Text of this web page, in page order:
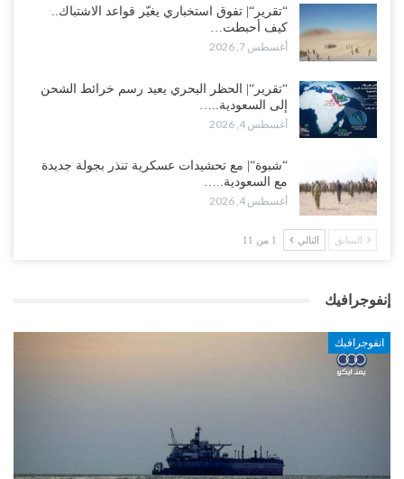
“تقرير“| تفوق استخباري يغيّر قواعد الاشتباك..
كيف أحبطت…
أغسطس 7, 2026
“تقرير“| الحظر البحري يعيد رسم خرائط الشحن
إلى السعودية..…
أغسطس 4, 2026
“شبوة“| مع تحشيدات عسكرية تنذر بجولة جديدة
مع السعودية..…
أغسطس 4, 2026
السابق التالي 1 من 11
إنفوجرافيك